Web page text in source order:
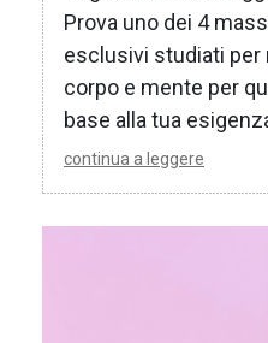
Prova uno dei 4
esclusivi studiati per
corpo e mente per
base alla tua
continua a leggere